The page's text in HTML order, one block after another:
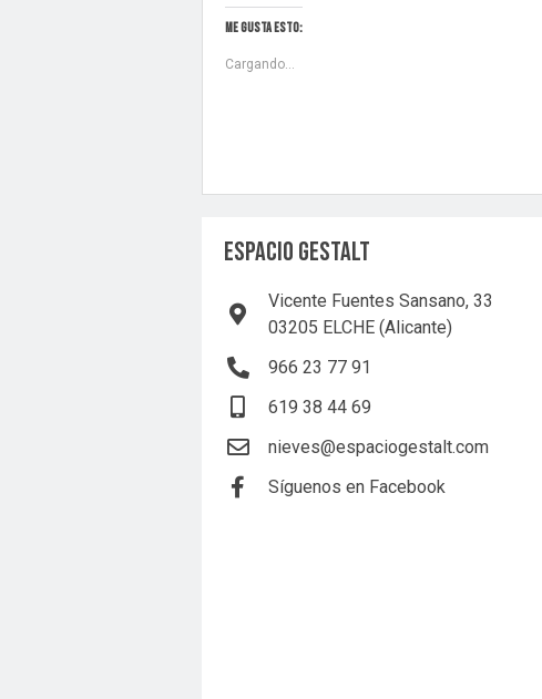
Me gusta esto:
Cargando...
ESPACIO GESTALT
Vicente Fuentes Sansano, 33
03205 ELCHE (Alicante)
966 23 77 91
619 38 44 69
nieves@espaciogestalt.com
Síguenos en Facebook